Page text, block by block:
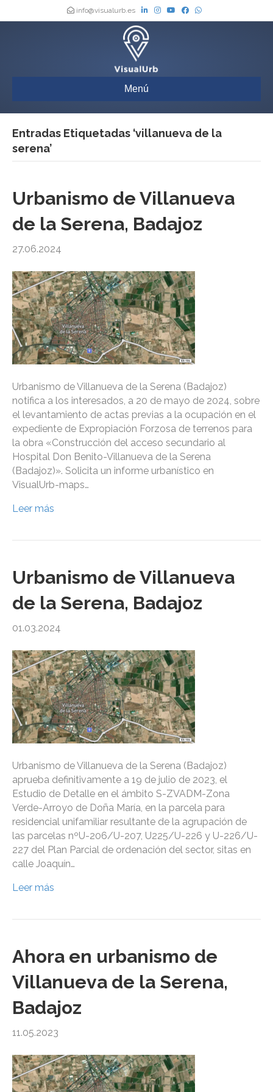
info@visualurb.es
Menú
Entradas Etiquetadas ‘villanueva de la
serena’
Urbanismo de Villanueva
de la Serena, Badajoz
27.06.2024
Urbanismo de Villanueva de la Serena (Badajoz)
notifica a los interesados, a 20 de mayo de 2024, sobre
el levantamiento de actas previas a la ocupación en el
expediente de Expropiación Forzosa de terrenos para
la obra «Construcción del acceso secundario al
Hospital Don Benito-Villanueva de la Serena
(Badajoz)». Solicita un informe urbanístico en
VisualUrb-maps…
Leer más
Urbanismo de Villanueva
de la Serena, Badajoz
01.03.2024
Urbanismo de Villanueva de la Serena (Badajoz)
aprueba definitivamente a 19 de julio de 2023, el
Estudio de Detalle en el ámbito S-ZVADM-Zona
Verde-Arroyo de Doña María, en la parcela para
residencial unifamiliar resultante de la agrupación de
las parcelas nºU-206/U-207, U225/U-226 y U-226/U-
227 del Plan Parcial de ordenación del sector, sitas en
calle Joaquín…
Leer más
Ahora en urbanismo de
Villanueva de la Serena,
Badajoz
11.05.2023